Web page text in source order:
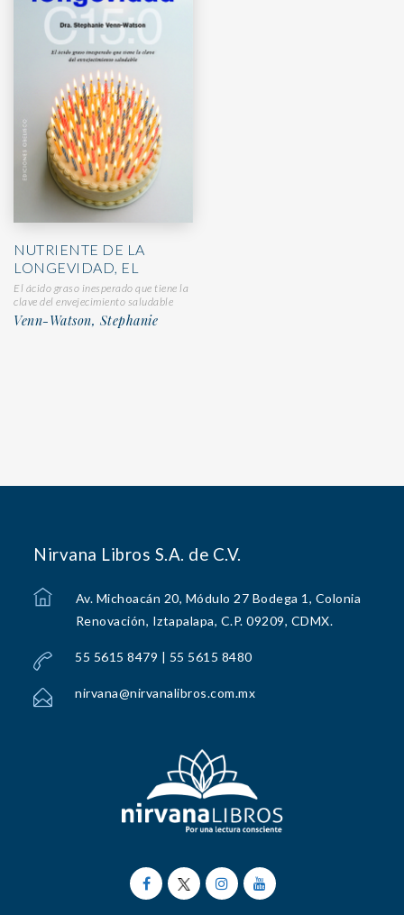
NUTRIENTE DE LA
LONGEVIDAD, EL
El ácido graso inesperado que tiene la
clave del envejecimiento saludable
Venn-Watson, Stephanie
Nirvana Libros S.A. de C.V.
Av. Michoacán 20, Módulo 27 Bodega 1, Colonia
Renovación, Iztapalapa, C.P. 09209, CDMX.
55 5615 8479 | 55 5615 8480
nirvana@nirvanalibros.com.mx